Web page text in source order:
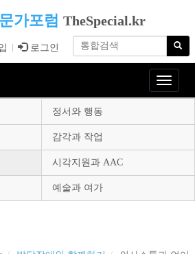
가포럼 TheSpecial.kr
로그인
Toggle
정서와 행동
감각과 작업
시각지원과 AAC
예술과 여가